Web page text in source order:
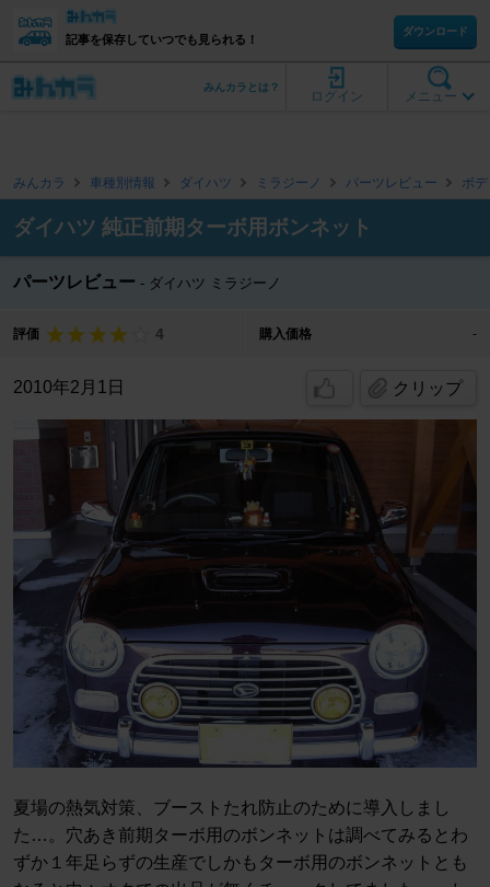
記事を保存していつでも見られる！
ダウンロード
メニュー
ログイン
みんカラとは？
みんカラ 車種別情報 ダイハツ ミラジーノ パーツレビュー ボ
ダイハツ 純正前期ターボ用ボンネット
パーツレビュー ダイハツ ミラジーノ
評価 4 購入価格 -
2010年2月1日 クリップ
夏場の熱気対策、ブーストたれ防止のために導入しまし
た…。穴あき前期ターボ用のボンネットは調べてみるとわ
ずか１年足らずの生産でしかもターボ用のボンネットとも